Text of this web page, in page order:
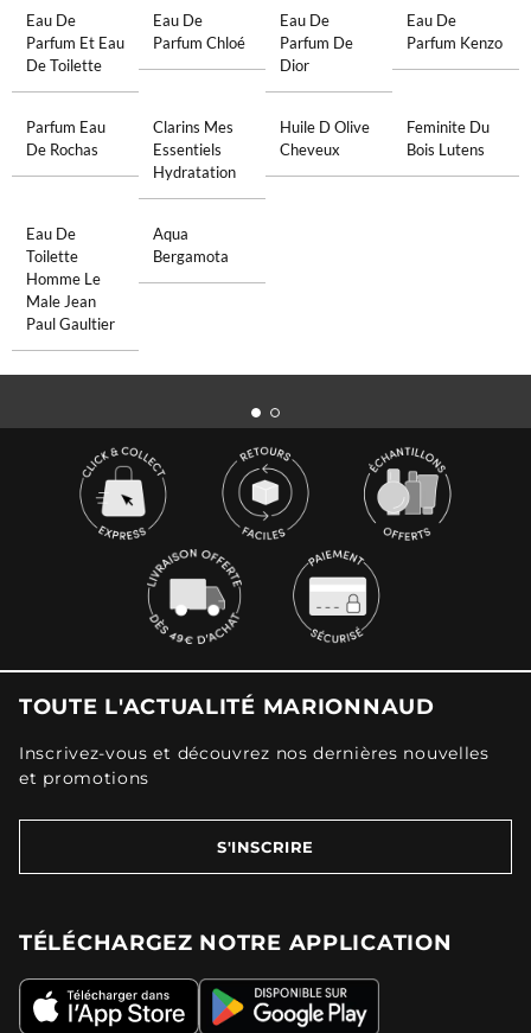
Eau De
Parfum Et Eau
De Toilette
Eau De
Parfum Chloé
Eau De
Parfum De
Dior
Eau De
Parfum Kenzo
Parfum Eau
De Rochas
Clarins Mes
Essentiels
Hydratation
Huile D Olive
Cheveux
Feminite Du
Bois Lutens
Eau De
Toilette
Homme Le
Male Jean
Paul Gaultier
Aqua
Bergamota
TOUTE L'ACTUALITÉ MARIONNAUD
Inscrivez-vous et découvrez nos dernières nouvelles
et promotions
S'INSCRIRE
TÉLÉCHARGEZ NOTRE APPLICATION